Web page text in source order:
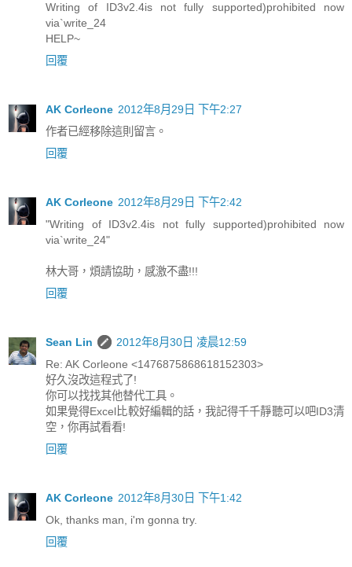
Writing of ID3v2.4is not fully supported)prohibited now
via`write_24
HELP~
回覆
AK Corleone 2012年8月29日 下午2:27
作者已經移除這則留言。
回覆
AK Corleone 2012年8月29日 下午2:42
"Writing of ID3v2.4is not fully supported)prohibited now
via`write_24"
林大哥，煩請協助，感激不盡!!!
回覆
Sean Lin
2012年8月30日 凌晨12:59
Re: AK Corleone <1476875868618152303>
好久沒改這程式了!
你可以找找其他替代工具。
如果覺得Excel比較好編輯的話，我記得千千靜聽可以吧ID3清
空，你再試看看!
回覆
AK Corleone 2012年8月30日 下午1:42
Ok, thanks man, i'm gonna try.
回覆